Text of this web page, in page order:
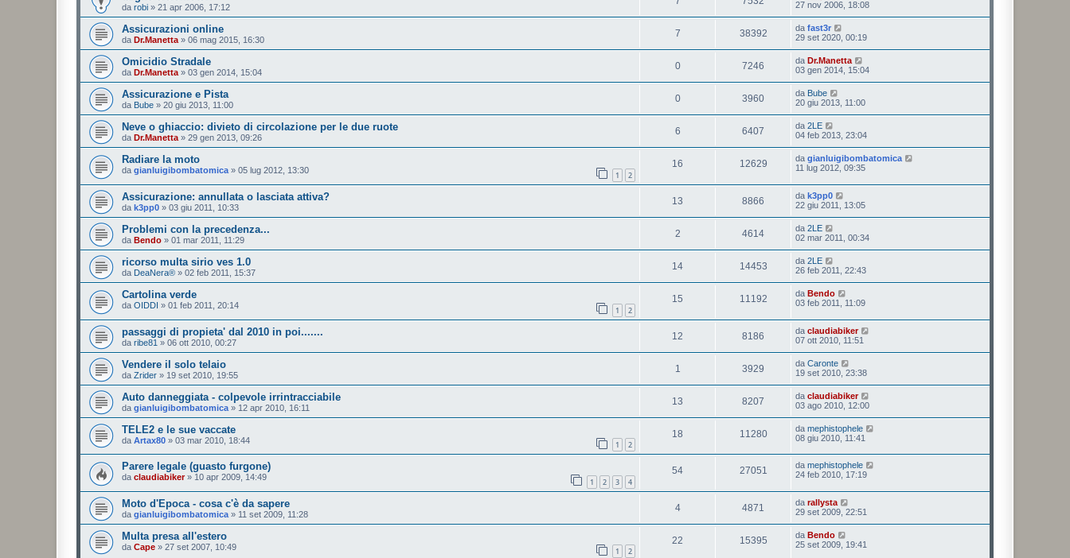
da robi » 21 apr 2006, 17:12
27 nov 2006, 18:08
Assicurazioni online
da Dr.Manetta » 06 mag 2015, 16:30
7 38392 da fast3r
29 set 2020, 00:19
Omicidio Stradale
da Dr.Manetta » 03 gen 2014, 15:04
0 7246 da Dr.Manetta
03 gen 2014, 15:04
Assicurazione e Pista
da Bube » 20 giu 2013, 11:00
0 3960 da Bube
20 giu 2013, 11:00
Neve o ghiaccio: divieto di circolazione per le due ruote
da Dr.Manetta » 29 gen 2013, 09:26
6 6407 da 2LE
04 feb 2013, 23:04
Radiare la moto
da gianluigibombatomica » 05 lug 2012, 13:30 1 2
16 12629 da gianluigibombatomica
11 lug 2012, 09:35
Assicurazione: annullata o lasciata attiva?
da k3pp0 » 03 giu 2011, 10:33
13 8866 da k3pp0
22 giu 2011, 13:05
Problemi con la precedenza...
da Bendo » 01 mar 2011, 11:29
2 4614 da 2LE
02 mar 2011, 00:34
ricorso multa sirio ves 1.0
da DeaNera® » 02 feb 2011, 15:37
14 14453 da 2LE
26 feb 2011, 22:43
Cartolina verde
da OIDDI » 01 feb 2011, 20:14 1 2
15 11192 da Bendo
03 feb 2011, 11:09
passaggi di propieta' dal 2010 in poi.......
da ribe81 » 06 ott 2010, 00:27
12 8186 da claudiabiker
07 ott 2010, 11:51
Vendere il solo telaio
da Zrider » 19 set 2010, 19:55
1 3929 da Caronte
19 set 2010, 23:38
Auto danneggiata - colpevole irrintracciabile
da gianluigibombatomica » 12 apr 2010, 16:11
13 8207 da claudiabiker
03 ago 2010, 12:00
TELE2 e le sue vaccate
da Artax80 » 03 mar 2010, 18:44 1 2
18 11280 da mephistophele
08 giu 2010, 11:41
Parere legale (guasto furgone)
da claudiabiker» 10 apr 2009, 14:49 1 2 3 4
54 27051 da mephistophele
24 feb 2010, 17:19
Moto d'Epoca - cosa c'è da sapere
da gianluigibombatomica » 11 set 2009, 11:28
4 4871 da rallysta
29 set 2009, 22:51
Multa presa all'estero
da Cape » 27 set 2007, 10:49 1 2
22 15395 da Bendo
25 set 2009, 19:41